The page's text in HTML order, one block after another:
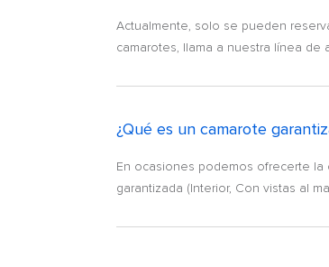
Actualmente, solo se pueden
camarotes, llama a nuestra línea
¿Qué es un camarote
En ocasiones podemos ofrecerte la
garantizada (Interior, Con vistas al